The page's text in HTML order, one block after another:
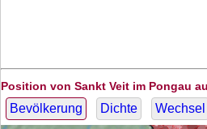
Position von Sankt Veit im Pongau
Bevölkerung Dichte Wechsel